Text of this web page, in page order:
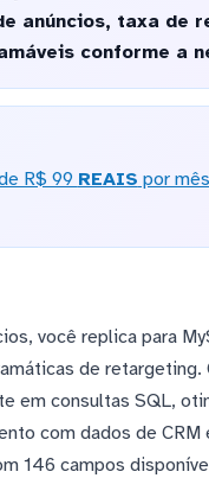
anúncios, taxa de
conforme a
R$ 99 REAIS por mês
você replica para
de
em consultas SQL,
com dados de
146 campos